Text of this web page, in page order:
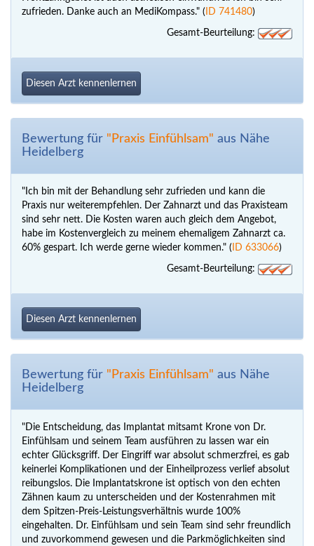
zufrieden. Danke auch an MediKompass." ( ID 741480)
Gesamt-Beurteilung:
Diesen Arzt kennenlernen
Bewertung für "Praxis Einfühlsam" aus Nähe
Heidelberg
"Ich bin mit der Behandlung sehr zufrieden und kann die
Praxis nur weiterempfehlen. Der Zahnarzt und das Praxisteam
sind sehr nett. Die Kosten waren auch gleich dem Angebot,
habe im Kostenvergleich zu meinem ehemaligem Zahnarzt ca.
60% gespart. Ich werde gerne wieder kommen." ( ID 633066)
Gesamt-Beurteilung:
Diesen Arzt kennenlernen
Bewertung für "Praxis Einfühlsam" aus Nähe
Heidelberg
"Die Entscheidung, das Implantat mitsamt Krone von Dr.
Einfühlsam und seinem Team ausführen zu lassen war ein
echter Glücksgriff. Der Eingriff war absolut schmerzfrei, es gab
keinerlei Komplikationen und der Einheilprozess verlief absolut
reibungslos. Die Implantatskrone ist optisch von den echten
Zähnen kaum zu unterscheiden und der Kostenrahmen mit
dem Spitzen-Preis-Leistungsverhältnis wurde 100%
eingehalten. Dr. Einfühlsam und sein Team sind sehr freundlich
und zuvorkommend gewesen und die Parkmöglichkeiten sind